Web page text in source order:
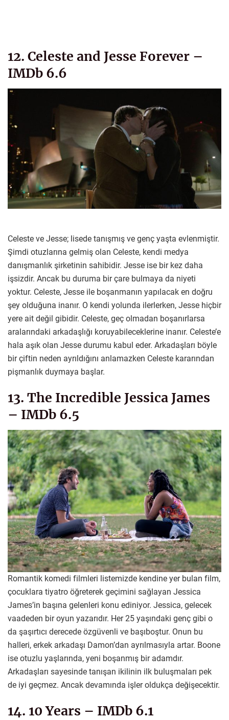
12. Celeste and Jesse Forever –
IMDb 6.6
Celeste ve Jesse; lisede tanışmış ve genç yaşta evlenmiştir.
Şimdi otuzlarına gelmiş olan Celeste, kendi medya
danışmanlık şirketinin sahibidir. Jesse ise bir kez daha
işsizdir. Ancak bu duruma bir çare bulmaya da niyeti
yoktur. Celeste, Jesse ile boşanmanın yapılacak en doğru
şey olduğuna inanır. O kendi yolunda ilerlerken, Jesse hiçbir
yere ait değil gibidir. Celeste, geç olmadan boşanırlarsa
aralarındaki arkadaşlığı koruyabileceklerine inanır. Celeste’e
hala aşık olan Jesse durumu kabul eder. Arkadaşları böyle
bir çiftin neden ayrıldığını anlamazken Celeste kararından
pişmanlık duymaya başlar.
13. The Incredible Jessica James
– IMDb 6.5
Romantik komedi filmleri listemizde kendine yer bulan film,
çocuklara tiyatro öğreterek geçimini sağlayan Jessica
James’in başına gelenleri konu ediniyor. Jessica, gelecek
vaadeden bir oyun yazarıdır. Her 25 yaşındaki genç gibi o
da şaşırtıcı derecede özgüvenli ve başıboştur. Onun bu
halleri, erkek arkadaşı Damon’dan ayrılmasıyla artar. Boone
ise otuzlu yaşlarında, yeni boşanmış bir adamdır.
Arkadaşları sayesinde tanışan ikilinin ilk buluşmaları pek
de iyi geçmez. Ancak devamında işler oldukça değişecektir.
14. 10 Years – IMDb 6.1